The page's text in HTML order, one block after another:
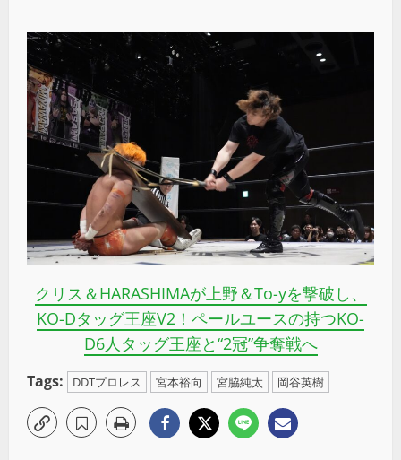
クリス＆HARASHIMAが上野＆To-yを撃破し、
KO-Dタッグ王座V2！ペールユースの持つKO-
D6人タッグ王座と“2冠”争奪戦へ
Tags: DDTプロレス 宮本裕向 宮脇純太 岡谷英樹